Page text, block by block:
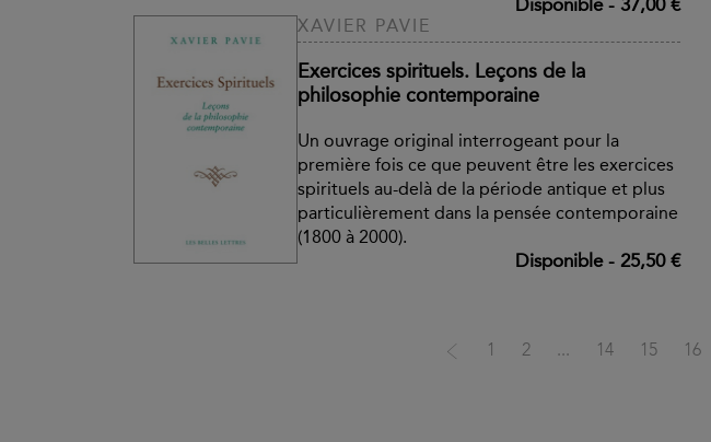
XAVIER PAVIE
Exercices spirituels. Leçons de la
philosophie contemporaine
Un ouvrage original interrogeant pour la
première fois ce que peuvent être les exercices
spirituels au-delà de la période antique et plus
particulièrement dans la pensée contemporaine
(1800 à 2000).
Disponible- 25,50 €
1 2 ... 14 15 16